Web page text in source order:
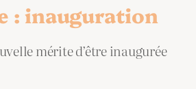
: inauguration
mérite d’être inaugurée